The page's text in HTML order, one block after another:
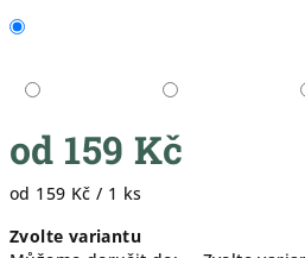
od 159 Kč
Měrná
od 159 Kč / 1 ks
Zvolte variantu